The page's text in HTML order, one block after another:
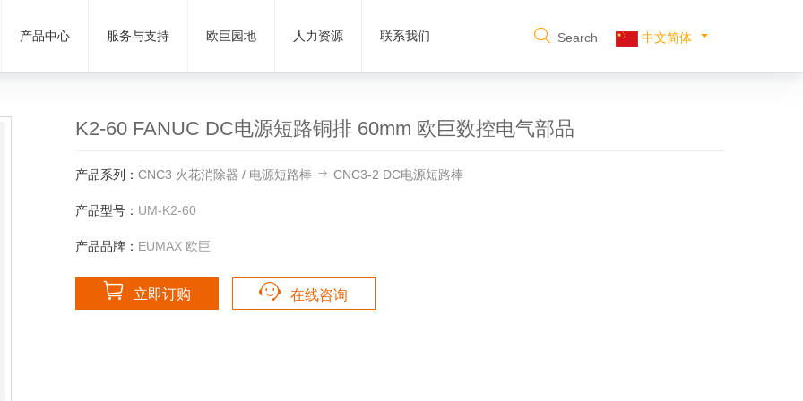
产品中心 服务与支持 欧巨园地 人力资源 联系我们 Search 中文简体
K2-60 FANUC DC电源短路铜排 60mm 欧巨数控电气部品
产品系列： CNC3 火花消除器 / 电源短路棒 CNC3-2 DC电源短路棒
产品型号： UM-K2-60
产品品牌： EUMAX 欧巨
立即订购 在线咨询